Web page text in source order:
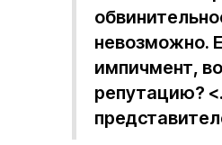
невозможно.
импичмент,
репутацию?